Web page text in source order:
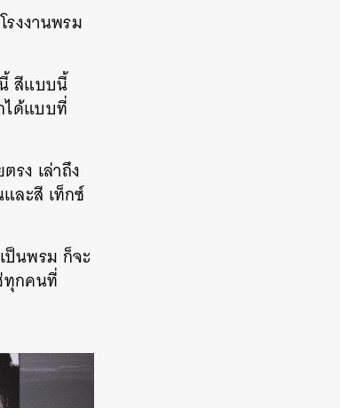
รงงานพรม
สีแบบนี้
ได้แบบที่
รง เล่าถึง
ละสี เท็กซ์
ป็นพรม ก็จะ
ทุกคนที่